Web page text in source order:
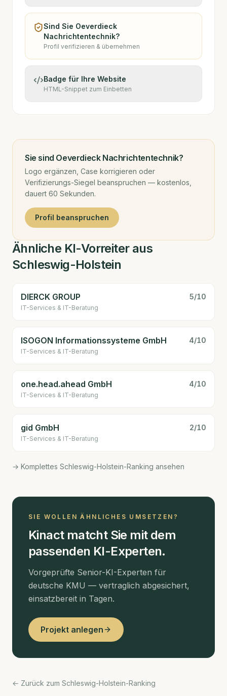
Sind Sie Oeverdieck
Nachrichtentechnik?
Profil verifizieren & übernehmen
Badge für Ihre Website
HTML-Snippet zum Einbetten
Sie sind Oeverdieck Nachrichtentechnik?
Logo ergänzen, Case korrigieren oder
Verifizierungs-Siegel beanspruchen — kostenlos,
dauert 60 Sekunden.
Profil beanspruchen
Ähnliche KI-Vorreiter aus
Schleswig-Holstein
DIERCK GROUP 5/10
IT-Services & IT-Beratung
ISOGON Informationssysteme GmbH 4/10
IT-Services & IT-Beratung
one.head.ahead GmbH 4/10
IT-Services & IT-Beratung
gid GmbH 2/10
IT-Services & IT-Beratung
→ Komplettes Schleswig-Holstein-Ranking ansehen
SIE WOLLEN ÄHNLICHES UMSETZEN?
Kinact matcht Sie mit dem
passenden KI-Experten.
Vorgeprüfte Senior-KI-Experten für
deutsche KMU — vertraglich abgesichert,
einsatzbereit in Tagen.
Projekt anlegen
← Zurück zum Schleswig-Holstein-Ranking